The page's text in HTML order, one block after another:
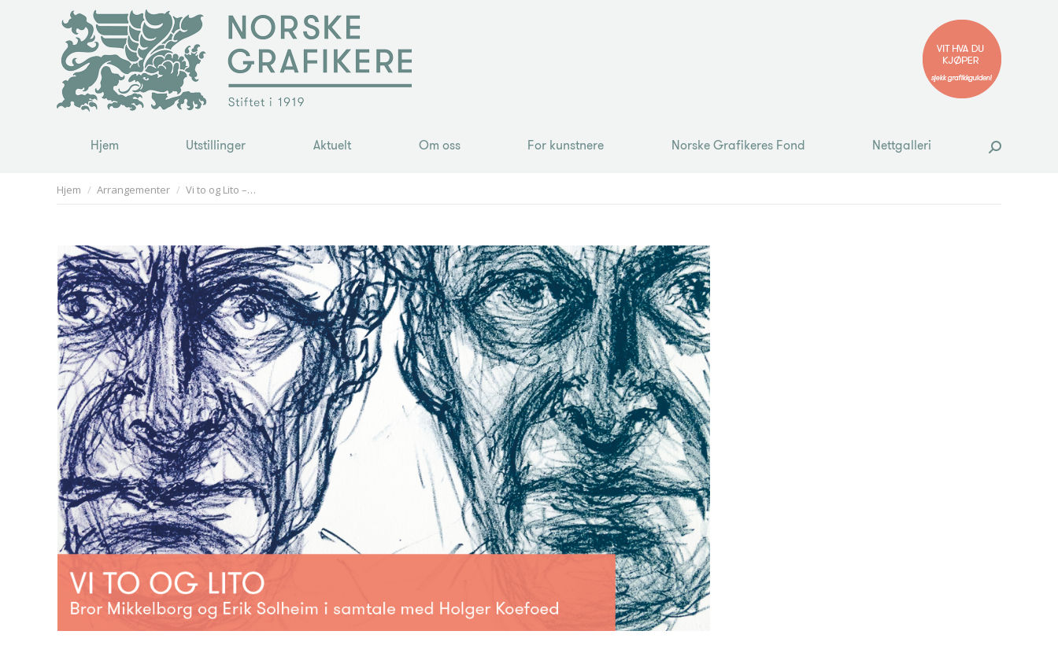
Hjem Utstillinger Aktuelt Om oss For kunstnere Norske Grafikeres Fond Nettgalleri Search:
You are here:
Hjem Arrangementer Vi to og Lito –…
Hjem Utstillinger Aktuelt Search: